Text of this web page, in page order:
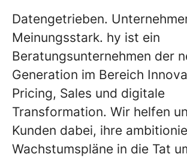
Datengetrieben.
Meinungsstark. hy ist ein
Beratungsunternehmen der
Generation im Bereich
Pricing, Sales und digitale
Transformation. Wir helfen
Kunden dabei, ihre
Wachstumspläne in die Tat